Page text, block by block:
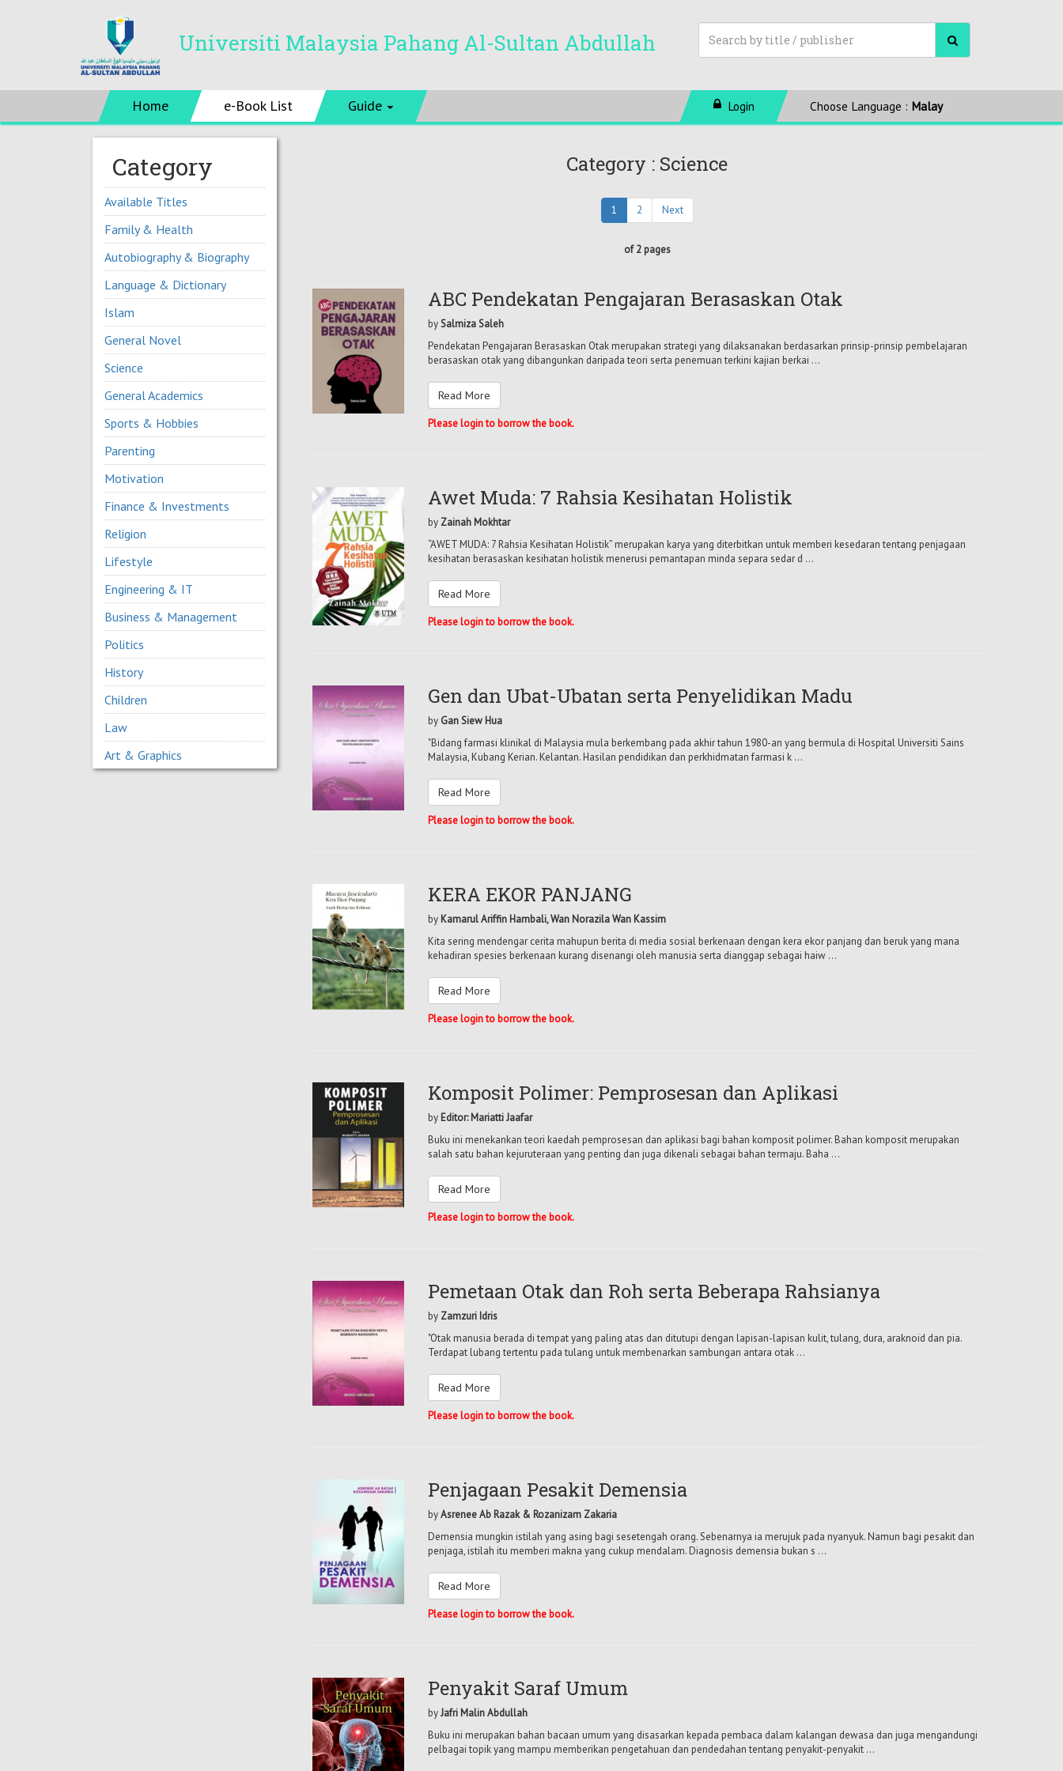
Universiti Malaysia Pahang Al-Sultan Abdullah
Home e-Book List Guide Login Choose Language : Malay
Category
Available Titles
Family & Health
Autobiography & Biography
Language & Dictionary
Islam
General Novel
Science
General Academics
Sports & Hobbies
Parenting
Motivation
Finance & Investments
Religion
Lifestyle
Engineering & IT
Business & Management
Politics
History
Children
Law
Art & Graphics
Category : Science
1 2 Next
of 2 pages
ABC Pendekatan Pengajaran Berasaskan Otak
bySalmiza Saleh
Pendekatan Pengajaran Berasaskan Otak merupakan strategi yang dilaksanakan berdasarkan prinsip-prinsip pembelajaran
berasaskan otak yang dibangunkan daripada teori serta penemuan terkini kajian berkai ...
Read More
Please login to borrow the book.
Awet Muda: 7 Rahsia Kesihatan Holistik
by Zainah Mokhtar
“AWET MUDA: 7 Rahsia Kesihatan Holistik” merupakan karya yang diterbitkan untuk memberi kesedaran tentang penjagaan
kesihatan berasaskan kesihatan holistik menerusi pemantapan minda separa sedar d ...
Read More
Please login to borrow the book.
Gen dan Ubat-Ubatan serta Penyelidikan Madu
by Gan Siew Hua
"Bidang farmasi klinikal di Malaysia mula berkembang pada akhir tahun 1980-an yang bermula di Hospital Universiti Sains
Malaysia, Kubang Kerian. Kelantan. Hasilan pendidikan dan perkhidmatan farmasi k ...
Read More
Please login to borrow the book.
KERA EKOR PANJANG
by Kamarul Ariffin Hambali, Wan Norazila Wan Kassim
Kita sering mendengar cerita mahupun berita di media sosial berkenaan dengan kera ekor panjang dan beruk yang mana
kehadiran spesies berkenaan kurang disenangi oleh manusia serta dianggap sebagai haiw ...
Read More
Please login to borrow the book.
Komposit Polimer: Pemprosesan dan Aplikasi
by Editor: Mariatti Jaafar
Buku ini menekankan teori kaedah pemprosesan dan aplikasi bagi bahan komposit polimer. Bahan komposit merupakan
salah satu bahan kejuruteraan yang penting dan juga dikenali sebagai bahan termaju. Baha ...
Read More
Please login to borrow the book.
Pemetaan Otak dan Roh serta Beberapa Rahsianya
by Zamzuri Idris
"Otak manusia berada di tempat yang paling atas dan ditutupi dengan lapisan-lapisan kulit, tulang, dura, araknoid dan pia.
Terdapat lubang tertentu pada tulang untuk membenarkan sambungan antara otak ...
Read More
Please login to borrow the book.
Penjagaan Pesakit Demensia
byAsrenee Ab Razak & Rozanizam Zakaria
Demensia mungkin istilah yang asing bagi sesetengah orang. Sebenarnya ia merujuk pada nyanyuk. Namun bagi pesakit dan
penjaga, istilah itu memberi makna yang cukup mendalam. Diagnosis demensia bukan s ...
Read More
Please login to borrow the book.
Penyakit Saraf Umum
byJafri Malin Abdullah
Buku ini merupakan bahan bacaan umum yang disasarkan kepada pembaca dalam kalangan dewasa dan juga mengandungi
pelbagai topik yang mampu memberikan pengetahuan dan pendedahan tentang penyakit-penyakit ...